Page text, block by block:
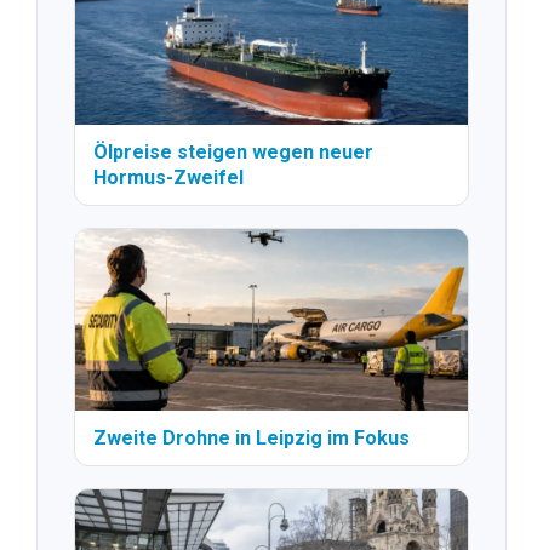
Ölpreise steigen wegen neuer
Hormus-Zweifel
Zweite Drohne in Leipzig im Fokus